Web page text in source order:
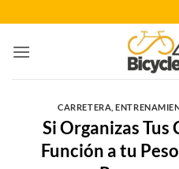
al
contenido
CARRETERA ,
Si Organizas
Función a tu